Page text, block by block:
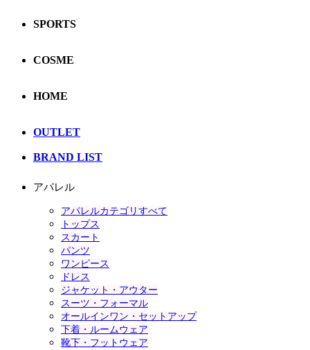
SPORTS
COSME
HOME
OUTLET
BRAND LIST
アパレル
アパレルカテゴリすべて
トップス
スカート
パンツ
ワンピース
ドレス
ジャケット・アウター
スーツ・フォーマル
オールインワン・セットアップ
下着・ルームウェア
靴下・フットウェア